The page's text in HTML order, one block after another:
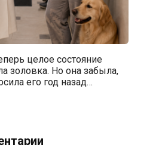
целое состояние
золовка. Но она забыла,
его год назад…